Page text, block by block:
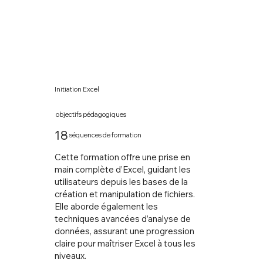
Initiation Excel
objectifs pédagogiques
18 séquences de formation
Cette formation offre une prise en
main complète d’Excel, guidant les
utilisateurs depuis les bases de la
création et manipulation de fichiers.
Elle aborde également les
techniques avancées d’analyse de
données, assurant une progression
claire pour maîtriser Excel à tous les
niveaux.